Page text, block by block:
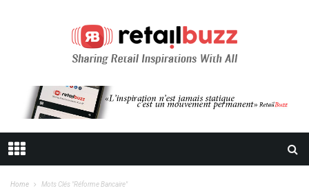
Home Mots Clés "réforme Bancaire"